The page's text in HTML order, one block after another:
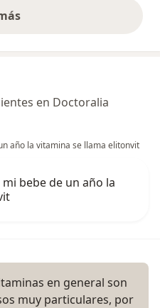
opiniones anteriores
en Doctoralia
año la vitamina se llama elitonvit
bebe de un año la
en general son
muy particulares, por